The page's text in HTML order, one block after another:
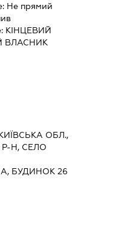
Не прямий
КІНЦЕВИЙ
ВЛАСНИК
ОБЛ.,
Н, СЕЛО
БУДИНОК 26